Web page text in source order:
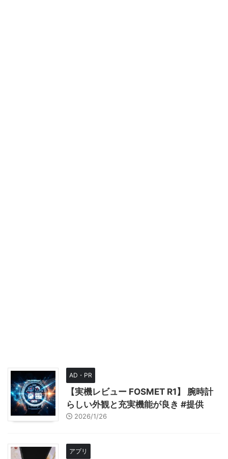
AD・PR
【実機レビュー FOSMET R1】 腕時計
らしい外観と充実機能が良き #提供
2026/1/26
アプリ